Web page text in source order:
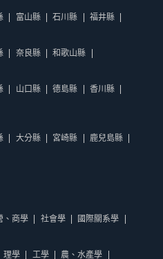
富山縣 石川縣 福井縣
奈良縣 和歌山縣
山口縣 德島縣
香川縣
大分縣 宮崎縣
鹿兒島縣
、商學 社會學 國際關系學
理學 工學 農、水產學